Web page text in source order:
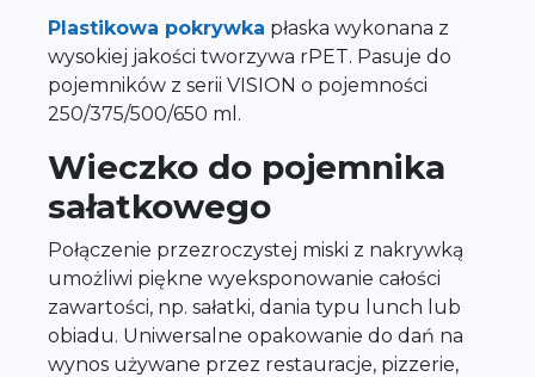
Plastikowa pokrywka płaska wykonana z
wysokiej jakości tworzywa rPET. Pasuje do
pojemników z serii VISION o pojemności
250/375/500/650 ml.
Wieczko do pojemnika
sałatkowego
Połączenie przezroczystej miski z nakrywką
umożliwi piękne wyeksponowanie całości
zawartości, np. sałatki, dania typu lunch lub
obiadu. Uniwersalne opakowanie do dań na
wynos używane przez restauracje, pizzerie,